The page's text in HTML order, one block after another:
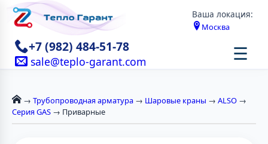
Ваша локация:
Москва
+7 (982) 484-51-78
sale@teplo-garant.com ☰
→ Трубопроводная арматура → Шаровые краны → ALSO →
Серия GAS → Приварные